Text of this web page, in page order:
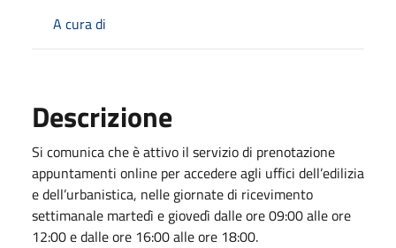
A cura di
Descrizione
Si comunica che è attivo il servizio di prenotazione
appuntamenti online per accedere agli uffici dell’edilizia
e dell’urbanistica, nelle giornate di ricevimento
settimanale martedì e giovedì dalle ore 09:00 alle ore
12:00 e dalle ore 16:00 alle ore 18:00.